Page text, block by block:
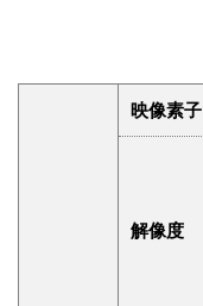
映像素子
解像度